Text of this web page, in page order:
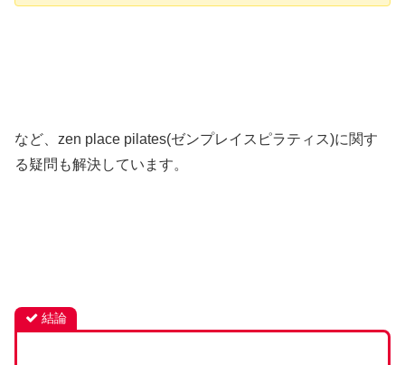
など、zen place pilates(ゼンプレイスピラティス)に関す
る疑問も解決しています。
結論